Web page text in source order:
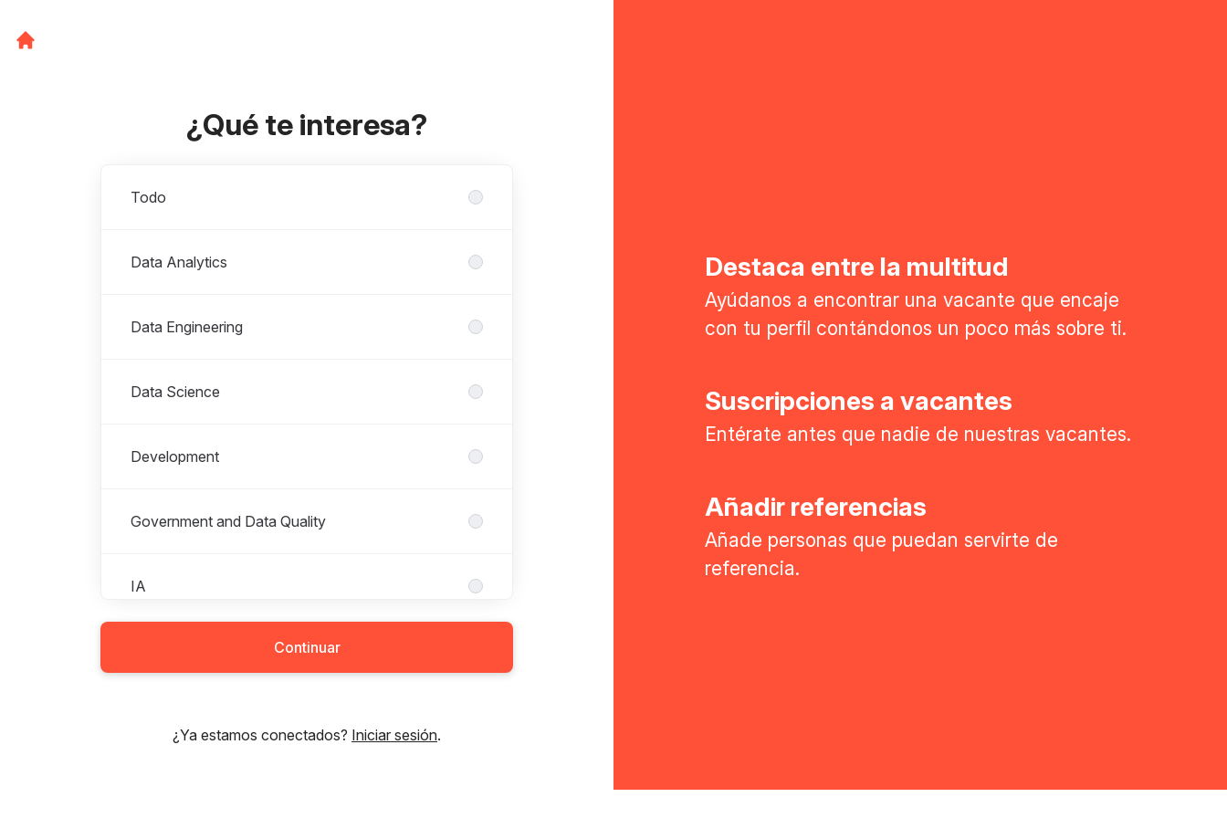
¿Qué te interesa?
Todo
Data Analytics
Data Engineering
Data Science
Development
Government and Data Quality
IA
Continuar
¿Ya estamos conectados? Iniciar sesión.
Destaca entre la multitud
Ayúdanos a encontrar una vacante que encaje
con tu perfil contándonos un poco más sobre ti.
Suscripciones a vacantes
Entérate antes que nadie de nuestras vacantes.
Añadir referencias
Añade personas que puedan servirte de
referencia.